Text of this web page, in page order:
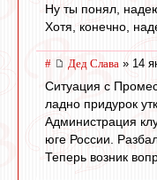
Ну ты понял,
Хотя, конечно,
# Дед Слава » 14
Ситуация с
ладно придурок
Администрация
юге России.
Теперь возник